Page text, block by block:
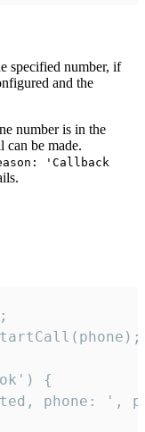
specified number, if
and the
number is in the
can be made.
'Callback
{
phone: ',